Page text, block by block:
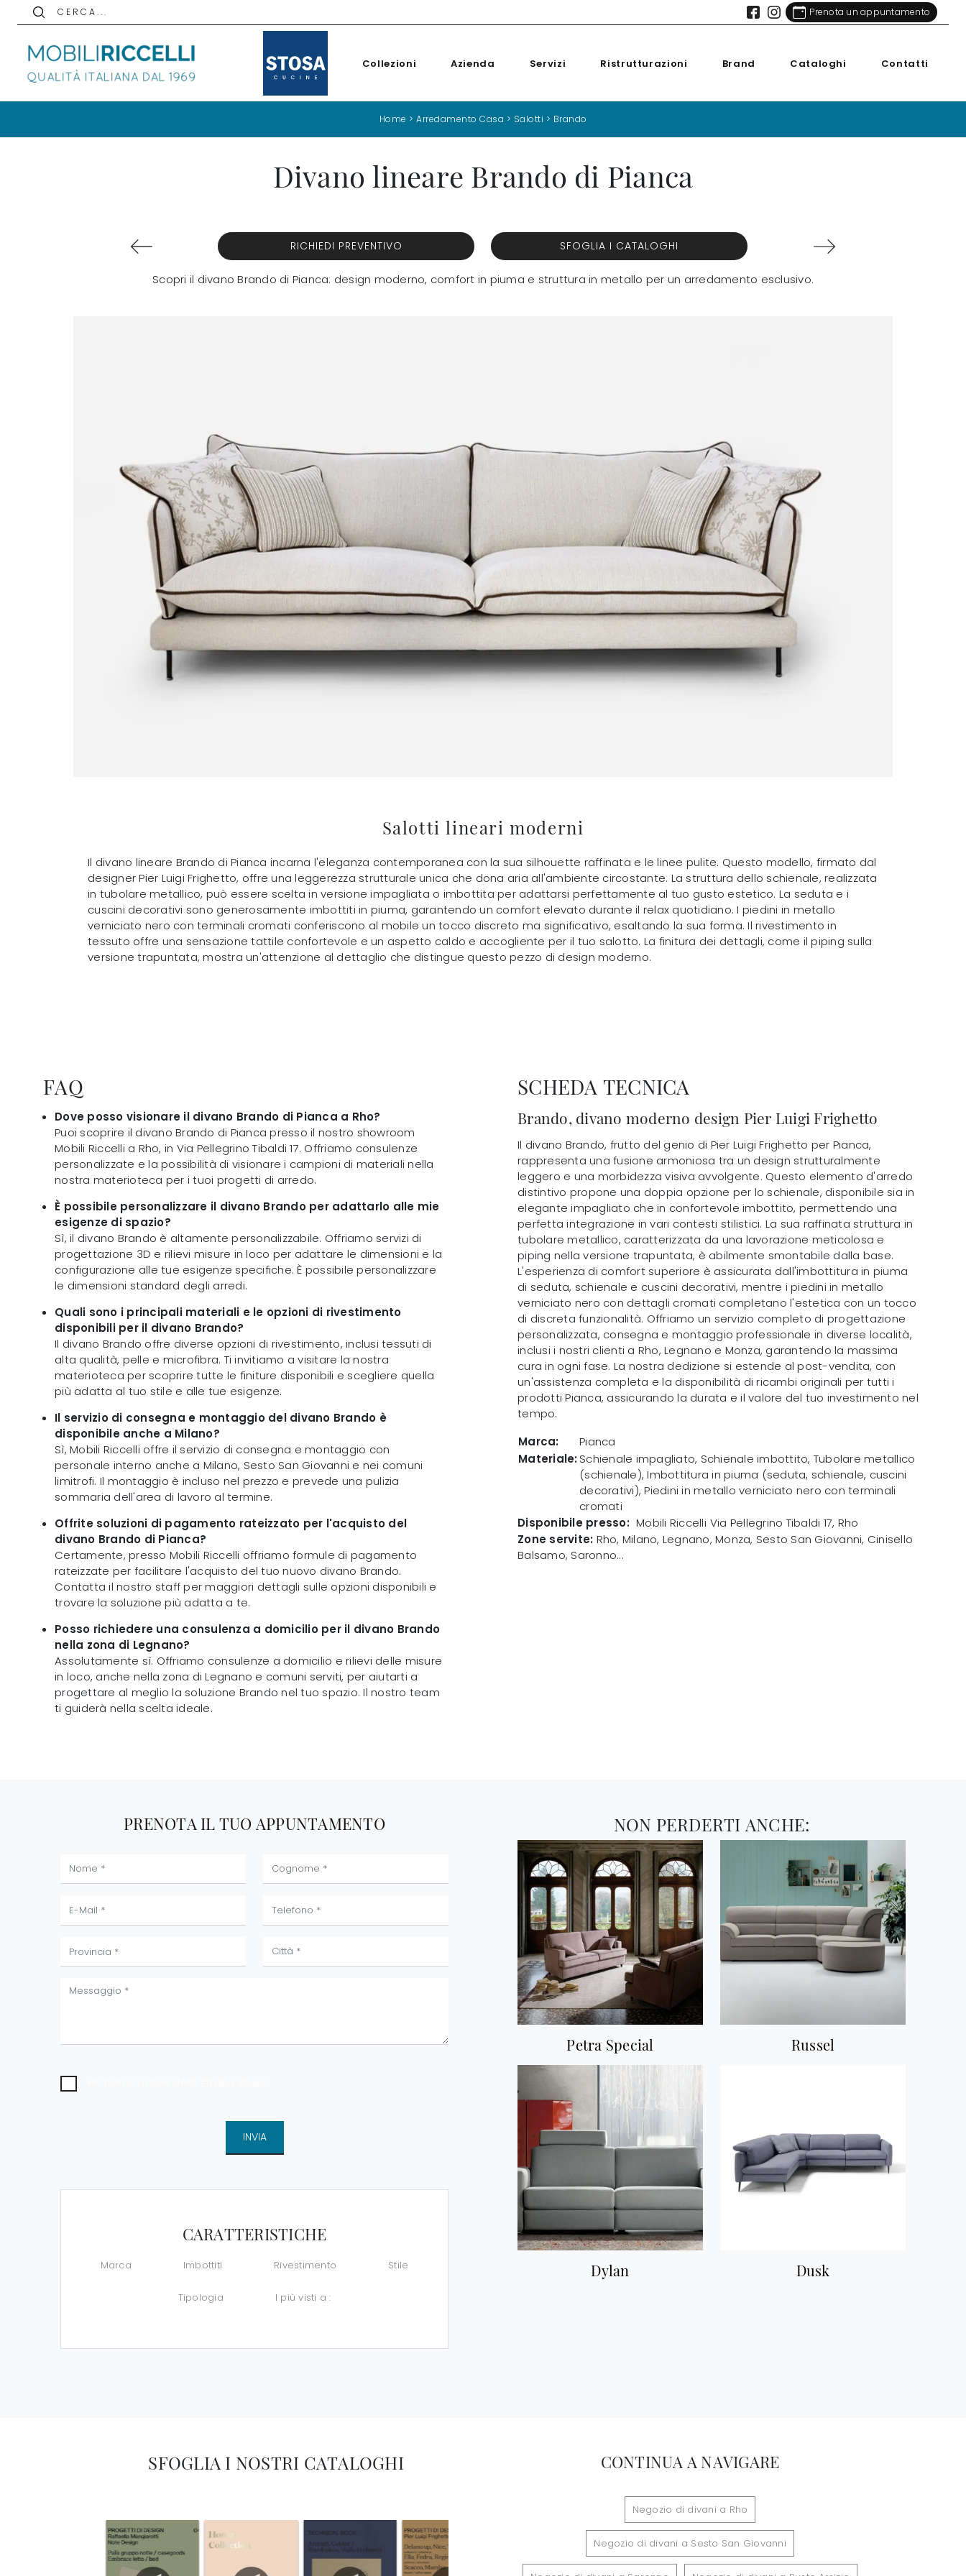
C E R C A . . . Prenota un appuntamento
Collezioni Azienda Servizi Ristrutturazioni Brand Cataloghi Contatti
Home > Arredamento Casa > Salotti > Brando
Divano lineare Brando di Pianca
RICHIEDI PREVENTIVO SFOGLIA I CATALOGHI
Scopri il divano Brando di Pianca: design moderno, comfort in piuma e struttura in metallo per un arredamento esclusivo.
Salotti lineari moderni
Il divano lineare Brando di Pianca incarna l'eleganza contemporanea con la sua silhouette raffinata e le linee pulite. Questo modello, firmato dal
designer Pier Luigi Frighetto, offre una leggerezza strutturale unica che dona aria all'ambiente circostante. La struttura dello schienale, realizzata
in tubolare metallico, può essere scelta in versione impagliata o imbottita per adattarsi perfettamente al tuo gusto estetico. La seduta e i
cuscini decorativi sono generosamente imbottiti in piuma, garantendo un comfort elevato durante il relax quotidiano. I piedini in metallo
verniciato nero con terminali cromati conferiscono al mobile un tocco discreto ma significativo, esaltando la sua forma. Il rivestimento in
tessuto offre una sensazione tattile confortevole e un aspetto caldo e accogliente per il tuo salotto. La finitura dei dettagli, come il piping sulla
versione trapuntata, mostra un'attenzione al dettaglio che distingue questo pezzo di design moderno.
FAQ
Dove posso visionare il divano Brando di Pianca a Rho?
Puoi scoprire il divano Brando di Pianca presso il nostro showroom
Mobili Riccelli a Rho, in Via Pellegrino Tibaldi 17. Offriamo consulenze
personalizzate e la possibilità di visionare i campioni di materiali nella
nostra materioteca per i tuoi progetti di arredo.
È possibile personalizzare il divano Brando per adattarlo alle mie
esigenze di spazio?
Sì, il divano Brando è altamente personalizzabile. Offriamo servizi di
progettazione 3D e rilievi misure in loco per adattare le dimensioni e la
configurazione alle tue esigenze specifiche. È possibile personalizzare
le dimensioni standard degli arredi.
Quali sono i principali materiali e le opzioni di rivestimento
disponibili per il divano Brando?
Il divano Brando offre diverse opzioni di rivestimento, inclusi tessuti di
alta qualità, pelle e microfibra. Ti invitiamo a visitare la nostra
materioteca per scoprire tutte le finiture disponibili e scegliere quella
più adatta al tuo stile e alle tue esigenze.
Il servizio di consegna e montaggio del divano Brando è
disponibile anche a Milano?
Sì, Mobili Riccelli offre il servizio di consegna e montaggio con
personale interno anche a Milano, Sesto San Giovanni e nei comuni
limitrofi. Il montaggio è incluso nel prezzo e prevede una pulizia
sommaria dell'area di lavoro al termine.
Offrite soluzioni di pagamento rateizzato per l'acquisto del
divano Brando di Pianca?
Certamente, presso Mobili Riccelli offriamo formule di pagamento
rateizzate per facilitare l'acquisto del tuo nuovo divano Brando.
Contatta il nostro staff per maggiori dettagli sulle opzioni disponibili e
trovare la soluzione più adatta a te.
Posso richiedere una consulenza a domicilio per il divano Brando
nella zona di Legnano?
Assolutamente sì. Offriamo consulenze a domicilio e rilievi delle misure
in loco, anche nella zona di Legnano e comuni serviti, per aiutarti a
progettare al meglio la soluzione Brando nel tuo spazio. Il nostro team
ti guiderà nella scelta ideale.
SCHEDA TECNICA
Brando, divano moderno design Pier Luigi Frighetto
Il divano Brando, frutto del genio di Pier Luigi Frighetto per Pianca,
rappresenta una fusione armoniosa tra un design strutturalmente
leggero e una morbidezza visiva avvolgente. Questo elemento d'arredo
distintivo propone una doppia opzione per lo schienale, disponibile sia in
elegante impagliato che in confortevole imbottito, permettendo una
perfetta integrazione in vari contesti stilistici. La sua raffinata struttura in
tubolare metallico, caratterizzata da una lavorazione meticolosa e
piping nella versione trapuntata, è abilmente smontabile dalla base.
L'esperienza di comfort superiore è assicurata dall'imbottitura in piuma
di seduta, schienale e cuscini decorativi, mentre i piedini in metallo
verniciato nero con dettagli cromati completano l'estetica con un tocco
di discreta funzionalità. Offriamo un servizio completo di progettazione
personalizzata, consegna e montaggio professionale in diverse località,
inclusi i nostri clienti a Rho, Legnano e Monza, garantendo la massima
cura in ogni fase. La nostra dedizione si estende al post-vendita, con
un'assistenza completa e la disponibilità di ricambi originali per tutti i
prodotti Pianca, assicurando la durata e il valore del tuo investimento nel
tempo.
Marca:
Pianca
Materiale:Schienale impagliato, Schienale imbottito, Tubolare metallico
(schienale), Imbottitura in piuma (seduta, schienale, cuscini
decorativi), Piedini in metallo verniciato nero con terminali
cromati
Disponibile presso: Mobili Riccelli Via Pellegrino Tibaldi 17, Rho
Zone servite: Rho, Milano, Legnano, Monza, Sesto San Giovanni, Cinisello
Balsamo, Saronno...
PRENOTA IL TUO APPUNTAMENTO
INVIA
CARATTERISTICHE
Marca Imbottiti Rivestimento Stile
Tipologia I più visti a :
NON PERDERTI ANCHE:
Petra Special Russel
Dylan Dusk
SFOGLIA I NOSTRI CATALOGHI CONTINUA A NAVIGARE
Negozio di divani a Rho
Negozio di divani a Sesto San Giovanni